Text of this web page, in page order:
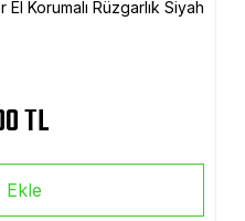
Korumalı Rüzgarlık Siyah
TL
Ekle